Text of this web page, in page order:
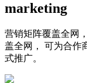
marketing
营销矩阵覆盖全网
盖全网， 可为合作
式推广。